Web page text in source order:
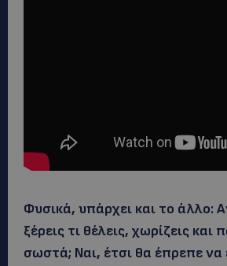
Φυσικά, υπάρχει και το άλλο:
ξέρεις τι θέλεις, χωρίζεις
σωστά; Ναι, έτσι θα έπρεπε να